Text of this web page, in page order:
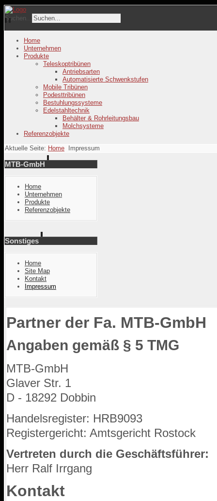
Suchen...
Home
Unternehmen
Produkte
Teleskoptribünen
Antriebsarten
Automatisierte Schwenkstufen
Mobile Tribünen
Podesttribünen
Bestuhlungssysteme
Edelstahltechnik
Behälter & Rohrleitungsbau
Molchsysteme
Referenzobjekte
Aktuelle Seite: Home Impressum
MTB-GmbH
Home
Unternehmen
Produkte
Referenzobjekte
Sonstiges
Home
Site Map
Kontakt
Impressum
Partner der Fa. MTB-GmbH
Angaben gemäß § 5 TMG
MTB-GmbH
Glaver Str. 1
D - 18292 Dobbin
Handelsregister: HRB9093
Registergericht: Amtsgericht Rostock
Vertreten durch die Geschäftsführer:
Herr Ralf Irrgang
Kontakt